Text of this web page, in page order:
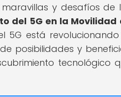
y desafíos de
del 5G en la Movilidad
5G está
posibilidades y
tecnológico